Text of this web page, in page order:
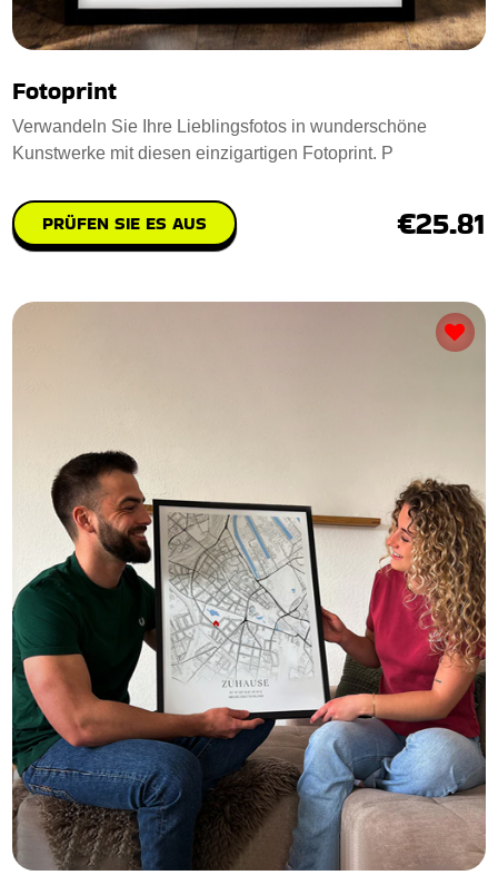
Fotoprint
Verwandeln Sie Ihre Lieblingsfotos in wunderschöne
Kunstwerke mit diesen einzigartigen Fotoprint. P
PRÜFEN SIE ES AUS €25.81